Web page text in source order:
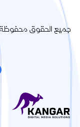
جميع الحقوق محفوظة